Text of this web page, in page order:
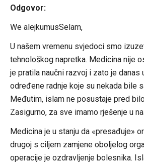
Odgovor:
We alejkumusSelam,
U našem vremenu svjedoci smo
tehnološkog napretka. Medicina nije
je pratila naučni razvoj i zato je danas
određene radnje koje su nekada bile
Međutim, islam ne posustaje pred
Zasigurno, za sve imamo rješenje u
Medicina je u stanju da «presađuje»
drugoj s ciljem zamjene oboljelog
operacije je ozdravljenje bolesnika.